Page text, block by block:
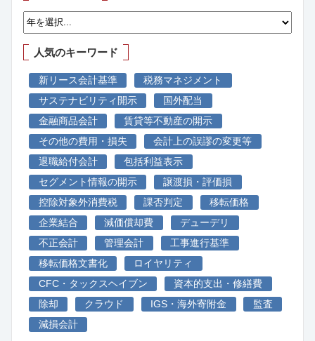
人気のキーワード
新リース会計基準
税務マネジメント
サステナビリティ開示
国外配当
金融商品会計
賃貸等不動産の開示
その他の費用・損失
会計上の誤謬の変更等
退職給付会計
包括利益表示
セグメント情報の開示
譲渡損・評価損
控除対象外消費税
課否判定
移転価格
企業結合
減価償却費
デューデリ
不正会計
管理会計
工事進行基準
移転価格文書化
ロイヤリティ
CFC・タックスヘイブン
資本的支出・修繕費
除却
クラウド IGS・海外寄附金
監査
減損会計